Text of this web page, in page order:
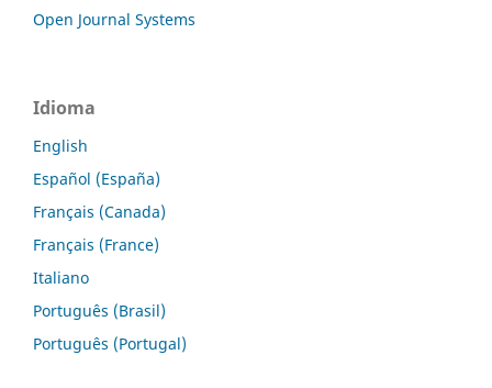
Open Journal Systems
Idioma
English
Español (España)
Français (Canada)
Français (France)
Italiano
Português (Brasil)
Português (Portugal)